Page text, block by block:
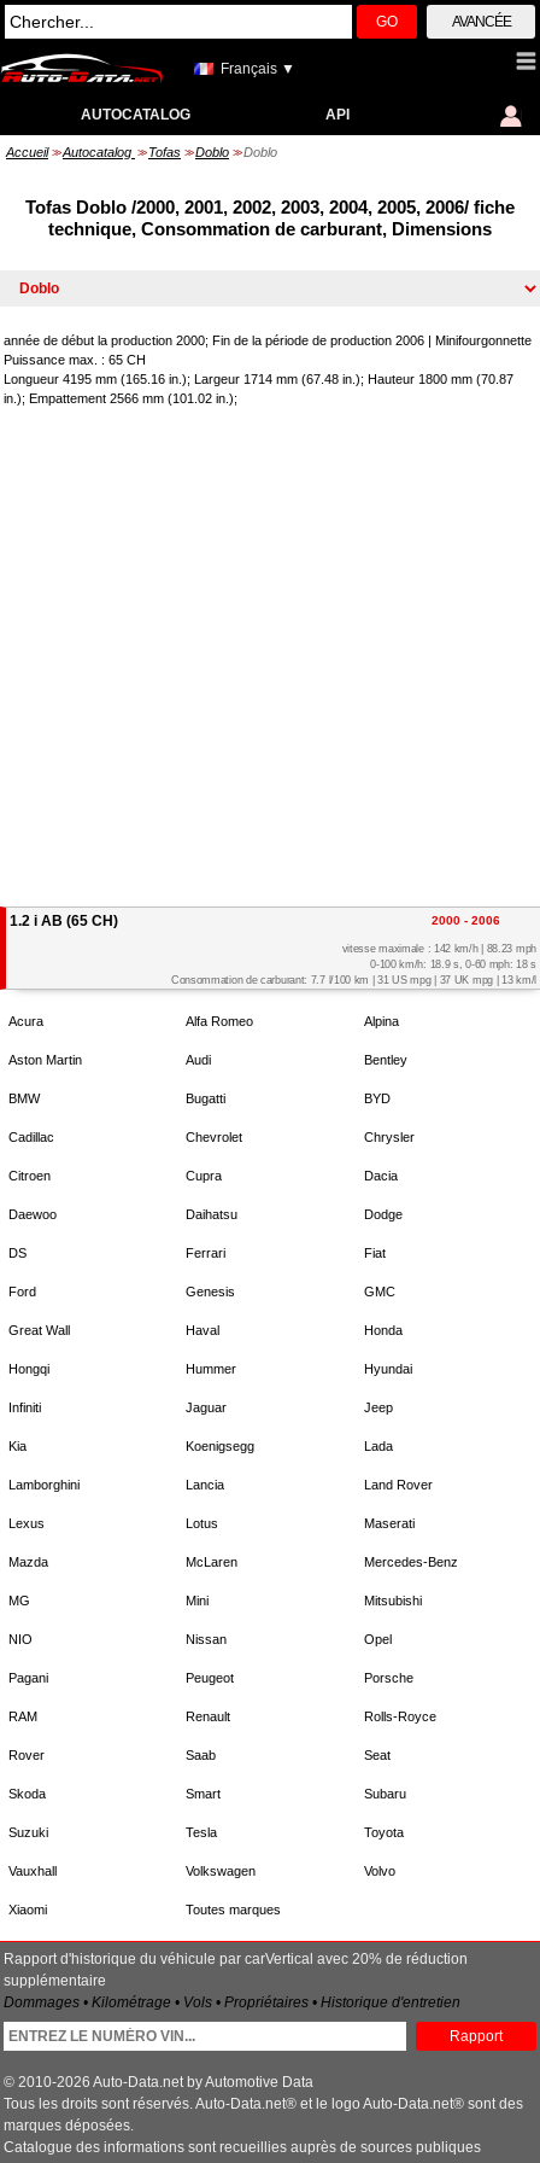
GO AVANCÉE
Français ▼
AUTOCATALOG API
Accueil >> Autocatalog >> Tofas >> Doblo >> Doblo
Tofas Doblo /2000, 2001, 2002, 2003, 2004, 2005, 2006/ fiche
technique, Consommation de carburant, Dimensions
année de début la production 2000; Fin de la période de production 2006 | Minifourgonnette
Puissance max. : 65 CH
Longueur 4195 mm (165.16 in.); Largeur 1714 mm (67.48 in.); Hauteur 1800 mm (70.87
in.); Empattement 2566 mm (101.02 in.);
1.2 i AB (65 CH) 2000 - 2006
vitesse maximale : 142 km/h | 88.23 mph
0-100 km/h: 18.9 s, 0-60 mph: 18 s
Consommation de carburant: 7.7 l/100 km | 31 US mpg | 37 UK mpg | 13 km/l
Acura Alfa Romeo Alpina
Aston Martin Audi Bentley
BMW Bugatti BYD
Cadillac Chevrolet Chrysler
Citroen Cupra Dacia
Daewoo Daihatsu Dodge
DS Ferrari Fiat
Ford Genesis GMC
Great Wall Haval Honda
Hongqi Hummer Hyundai
Infiniti Jaguar Jeep
Kia Koenigsegg Lada
Lamborghini Lancia Land Rover
Lexus Lotus Maserati
Mazda McLaren Mercedes-Benz
MG Mini Mitsubishi
NIO Nissan Opel
Pagani Peugeot Porsche
RAM Renault Rolls-Royce
Rover Saab Seat
Skoda Smart Subaru
Suzuki Tesla Toyota
Vauxhall Volkswagen Volvo
Xiaomi Toutes marques
Rapport d'historique du véhicule par carVertical avec 20% de réduction
supplémentaire
Dommages • Kilométrage • Vols • Propriétaires • Historique d'entretien
Rapport
© 2010-2026 Auto-Data.net by Automotive Data
Tous les droits sont réservés. Auto-Data.net® et le logo Auto-Data.net® sont des
marques déposées.
Catalogue des informations sont recueillies auprès de sources publiques